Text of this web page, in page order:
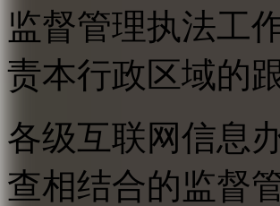
监督管理执法工
责本行政区域的
各级互联网信息
查相结合的监督